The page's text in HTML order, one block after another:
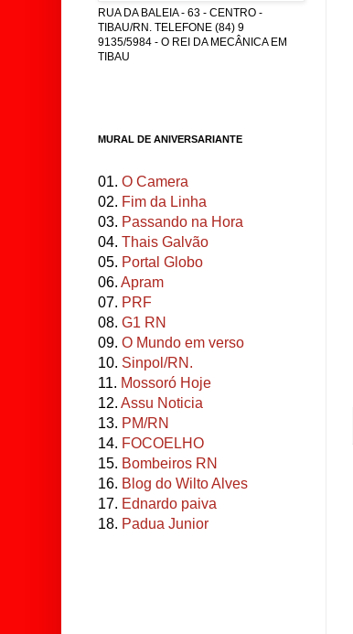
RUA DA BALEIA - 63 - CENTRO -
TIBAU/RN. TELEFONE (84) 9
9135/5984 - O REI DA MECÂNICA EM
TIBAU
MURAL DE ANIVERSARIANTE
01. O Camera
02. Fim da Linha
03. Passando na Hora
04. Thais Galvão
05. Portal Globo
06. Apram
07. PRF
08. G1 RN
09. O Mundo em verso
10. Sinpol/RN.
11. Mossoró Hoje
12. Assu Noticia
13. PM/RN
14. FOCOELHO
15. Bombeiros RN
16. Blog do Wilto Alves
17. Ednardo paiva
18. Padua Junior